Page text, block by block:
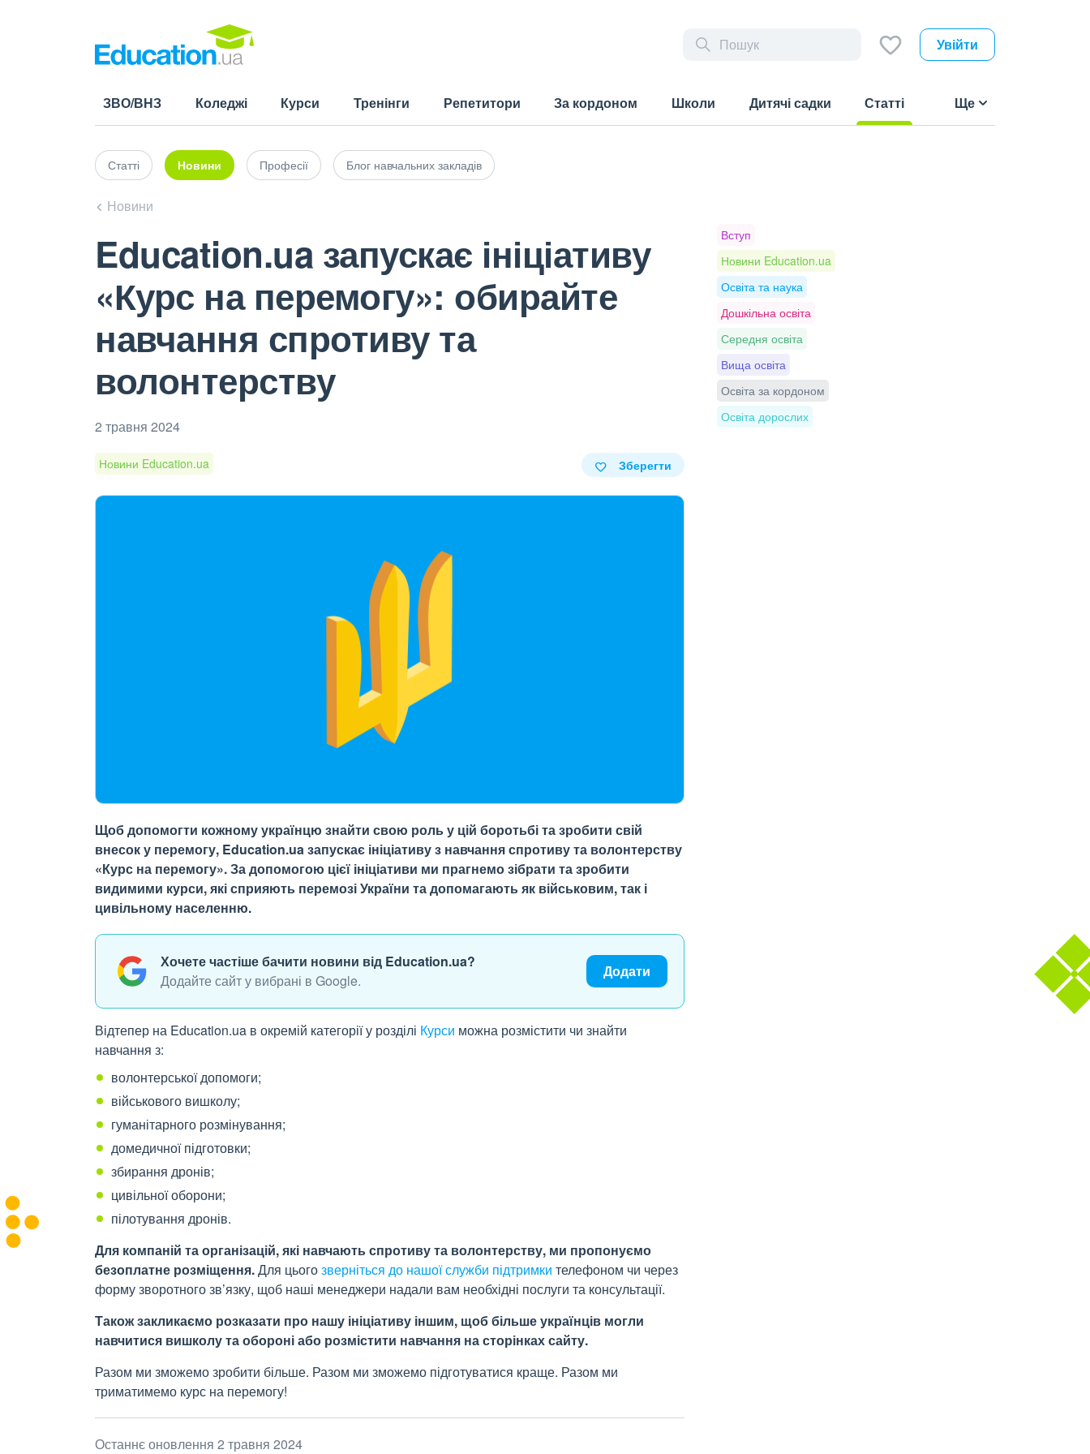
Увійти
ЗВО/ВНЗ Коледжі Курси Тренінги Репетитори За кордоном Школи Дитячі садки
Статті
Ще
Статті Новини Професії Блог навчальних закладів
Новини
Education.ua запускає ініціативу
«Курс на перемогу»: обирайте
навчання спротиву та
волонтерству
2 травня 2024
Новини Education.ua Зберегти
Щоб допомогти кожному українцю знайти свою роль у цій боротьбі та зробити свій
внесок у перемогу, Education.ua запускає ініціативу з навчання спротиву та волонтерству
«Курс на перемогу». За допомогою цієї ініціативи ми прагнемо зібрати та зробити
видимими курси, які сприяють перемозі України та допомагають як військовим, так і
цивільному населенню.
Хочете частіше бачити новини від Education.ua?
Додайте сайт у вибрані в Google.
Додати
Відтепер на Education.ua в окремій категорії у розділі Курси можна розмістити чи знайти
навчання з:
волонтерської допомоги;
військового вишколу;
гуманітарного розмінування;
домедичної підготовки;
збирання дронів;
цивільної оборони;
пілотування дронів.
Для компаній та організацій, які навчають спротиву та волонтерству, ми пропонуємо
безоплатне розміщення.Для цьогозверніться до нашої служби підтримки телефоном чи через
форму зворотного зв’язку, щоб наші менеджери надали вам необхідні послуги та консультації.
Також закликаємо розказати про нашу ініціативу іншим, щоб більше українців могли
навчитися вишколу та обороні або розмістити навчання на сторінках сайту.
Разом ми зможемо зробити більше. Разом ми зможемо підготуватися краще. Разом ми
триматимемо курс на перемогу!
Останнє оновлення 2 травня 2024
Вступ
Новини Education.ua
Освіта та наука
Дошкільна освіта
Середня освіта
Вища освіта
Освіта за кордоном
Освіта дорослих